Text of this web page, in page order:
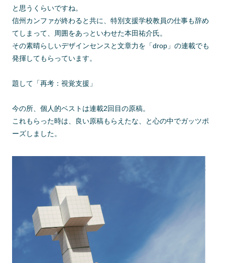
と思うくらいですね。
信州カンファが終わると共に、特別支援学校教員の仕事も辞め
てしまって、周囲をあっといわせた本田祐介氏。
その素晴らしいデザインセンスと文章力を「drop」の連載でも
発揮してもらっています。
題して「再考：視覚支援」
今の所、個人的ベストは連載2回目の原稿。
これもらった時は、良い原稿もらえたな、と心の中でガッツポ
ーズしました。